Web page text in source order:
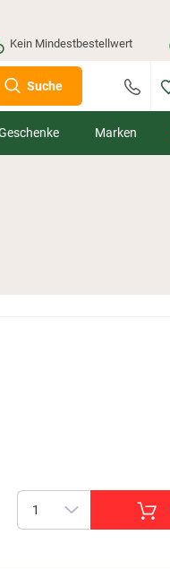
Kein Mindestbestellwert
Suche
Marken